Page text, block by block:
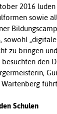
2016
sowie
sowohl
zu bringen
besuchten den
Schulen